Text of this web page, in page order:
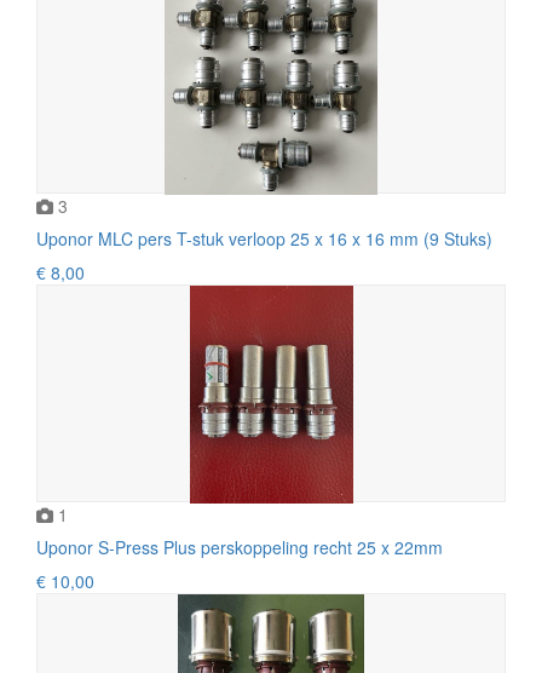
3
Uponor MLC pers T-stuk verloop 25 x 16 x 16 mm (9 Stuks)
€ 8,00
1
Uponor S-Press Plus perskoppeling recht 25 x 22mm
€ 10,00